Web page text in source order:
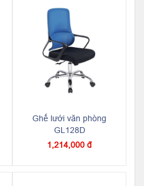
Ghế lưới văn phòng
GL128D
1,214,000 đ